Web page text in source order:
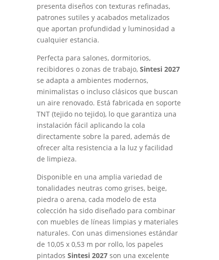
presenta diseños con texturas refinadas,
patrones sutiles y acabados metalizados
que aportan profundidad y luminosidad a
cualquier estancia.
Perfecta para salones, dormitorios,
recibidores o zonas de trabajo, Sintesi 2027
se adapta a ambientes modernos,
minimalistas o incluso clásicos que buscan
un aire renovado. Está fabricada en soporte
TNT (tejido no tejido), lo que garantiza una
instalación fácil aplicando la cola
directamente sobre la pared, además de
ofrecer alta resistencia a la luz y facilidad
de limpieza.
Disponible en una amplia variedad de
tonalidades neutras como grises, beige,
piedra o arena, cada modelo de esta
colección ha sido diseñado para combinar
con muebles de líneas limpias y materiales
naturales. Con unas dimensiones estándar
de 10,05 x 0,53 m por rollo, los papeles
pintados Sintesi 2027son una excelente